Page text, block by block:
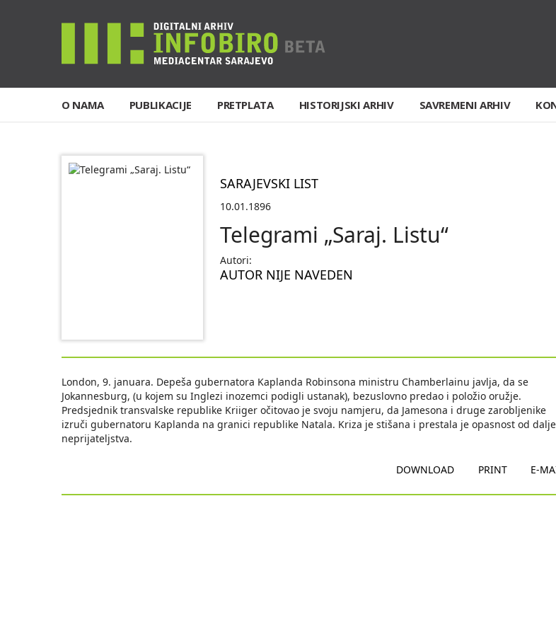
O NAMA PUBLIKACIJE PRETPLATA HISTORIJSKI ARHIV SAVREMENI ARHIV
SARAJEVSKI LIST
10.01.1896
Telegrami „Saraj. Listu“
Autori:
AUTOR NIJE NAVEDEN
London, 9. januara. Depeša gubernatora Kaplanda Robinsona ministru Chamberlainu javlja, da se
Jokannesburg, (u kojem su Inglezi inozemci podigli ustanak), bezuslovno predao i položio oružje.
Predsjednik transvalske republike Kriiger očitovao je svoju namjeru, da Jamesona i druge zarobljenike
izruči gubernatoru Kaplanda na granici republike Natala. Kriza je stišana i prestala je opasnost od
neprijateljstva.
DOWNLOAD PRINT E-